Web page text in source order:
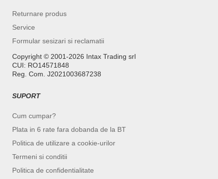
Returnare produs
Service
Formular sesizari si reclamatii
Copyright ©️ 2001-2026 Intax Trading srl
CUI: RO14571848
Reg. Com. J2021003687238
SUPORT
Cum cumpar?
Plata in 6 rate fara dobanda de la BT
Politica de utilizare a cookie-urilor
Termeni si conditii
Politica de confidentialitate